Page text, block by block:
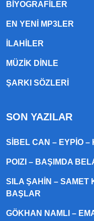
BIYOGRAFILER
EN YENI MP3LER
ILAHILER
MÜZIK DINLE
ŞARKI SÖZLERI
SON YAZILAR
SIBEL CAN – EYPIO –
POIZI – BAŞIMDA
SILA ŞAHIN – SAMET
BAŞLAR
GÖKHAN NAMLI –